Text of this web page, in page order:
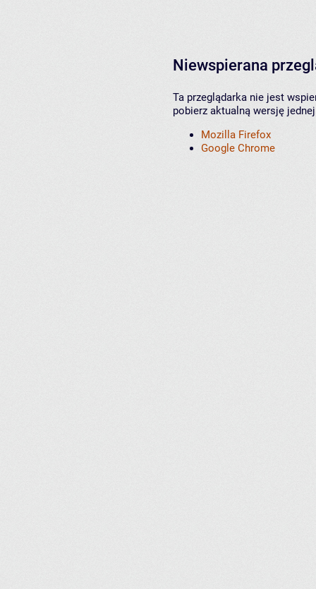
Niewspierana
Ta przeglądarka nie jest
pobierz aktualną wersję
Mozilla Firefox
Google Chrome